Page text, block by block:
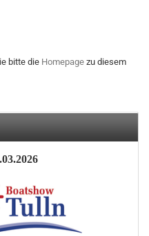
bitte die Homepage zu diesem